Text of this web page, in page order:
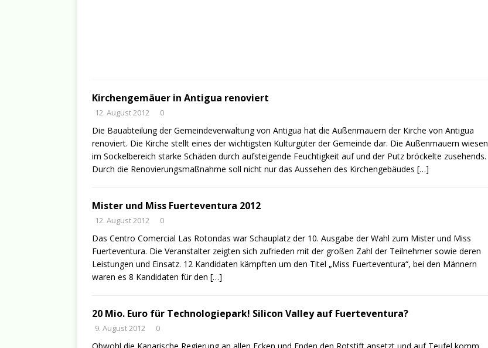
Kirchengemäuer in Antigua renoviert
12. August 2012 0
Die Bauabteilung der Gemeindeverwaltung von Antigua hat die Außenmauern der Kirche von Antigua
renoviert. Die Kirche stellt eines der wichtigsten Kulturgüter der Gemeinde dar. Die Außenmauern wiesen
im Sockelbereich starke Schäden durch aufsteigende Feuchtigkeit auf und der Putz bröckelte zusehends.
Durch die Renovierungsmaßnahme soll nicht nur das Aussehen des Kirchengebäudes […]
Mister und Miss Fuerteventura 2012
12. August 2012 0
Das Centro Comercial Las Rotondas war Schauplatz der 10. Ausgabe der Wahl zum Mister und Miss
Fuerteventura. Die Veranstalter zeigten sich zufrieden mit der großen Zahl der Teilnehmer sowie deren
Leistungen und Einsatz. 12 Kandidaten kämpften um den Titel „Miss Fuerteventura“, bei den Männern
waren es 8 Kandidaten für den […]
20 Mio. Euro für Technologiepark! Silicon Valley auf Fuerteventura?
9. August 2012 0
Obwohl die Kanarische Regierung an allen Ecken und Enden den Rotstift ansetzt und auf Teufel komm